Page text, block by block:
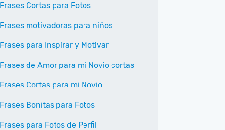
Frases Cortas para Fotos
Frases motivadoras para niños
Frases para Inspirar y Motivar
Frases de Amor para mi Novio cortas
Frases Cortas para mi Novio
Frases Bonitas para Fotos
Frases para Fotos de Perfil